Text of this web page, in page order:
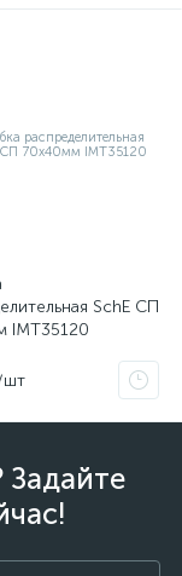
SchE СП
IMT35120
шт
Задайте